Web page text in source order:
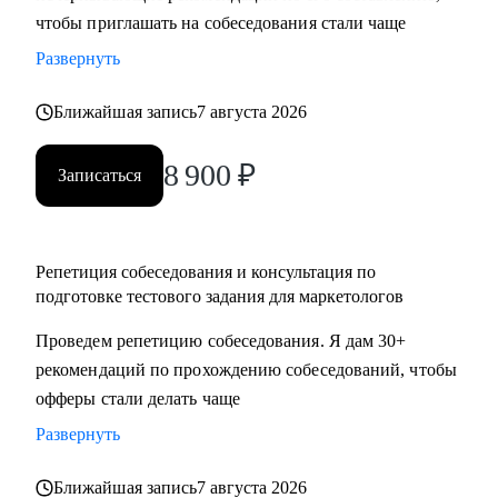
достижения намеченных целей
• Оценить навыки в маркетинге и дам рекомендации, что и
• Отвечу на любые вопросы, связанные с карьерой
маркетолога и поиском работы
Кому могу помочь:
• Начинающий в профессии
• Планируешь сменить роль или профиль
• Стремишься стать руководителем
• Хочешь быть полностью уверен в своём резюме и
коммуникациях
чтобы приглашать на собеседования стали чаще
Развернуть
Ближайшая запись7 августа 2026
Записаться 8 900 ₽
Репетиция собеседования и консультация по
подготовке тестового задания для маркетологов
Проведем репетицию собеседования. Я дам 30+
рекомендаций по прохождению собеседований, чтобы
офферы стали делать чаще
Развернуть
Ближайшая запись7 августа 2026